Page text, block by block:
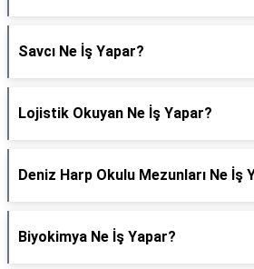
Savcı Ne İş Yapar?
Lojistik Okuyan Ne İş Yapar?
Deniz Harp Okulu Mezunları Ne İş
Biyokimya Ne İş Yapar?